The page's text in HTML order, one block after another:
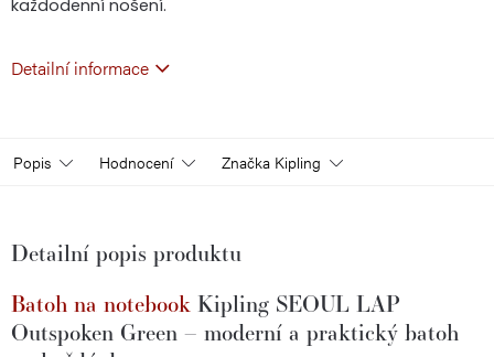
každodenní nošení.
Detailní informace
Popis Hodnocení Značka Kipling
Detailní popis produktu
Batoh na notebook Kipling SEOUL LAP
Outspoken Green – moderní a praktický batoh